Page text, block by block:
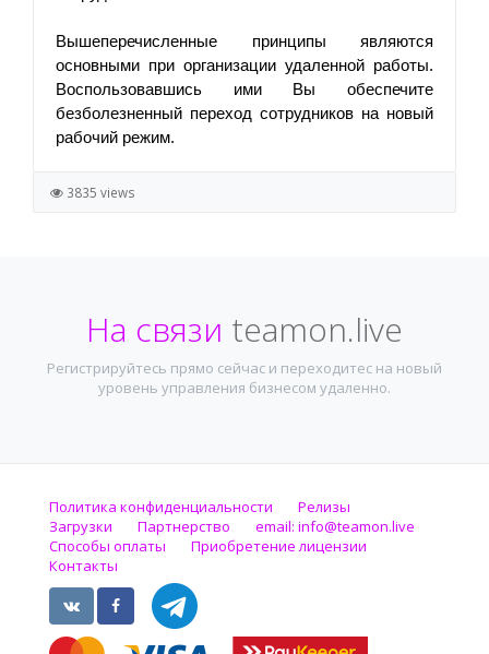
Вышеперечисленные принципы являются
основными при организации удаленной работы.
Воспользовавшись ими Вы обеспечите
безболезненный переход сотрудников на новый
рабочий режим.
3835 views
На связи teamon.live
Регистрируйтесь прямо сейчас и переходитес на новый
уровень управления бизнесом удаленно.
Политика конфиденциальности
Релизы
Загрузки
Партнерство email: info@teamon.live
Способы оплаты
Приобретение лицензии
Контакты